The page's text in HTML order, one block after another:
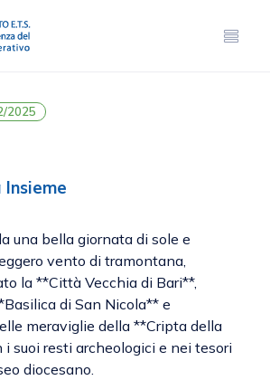
2025
una bella giornata di sole e
vento di tramontana,
la **Città Vecchia di Bari**,
di San Nicola** e
meraviglie della **Cripta della
suoi resti archeologici e nei tesori
diocesano.